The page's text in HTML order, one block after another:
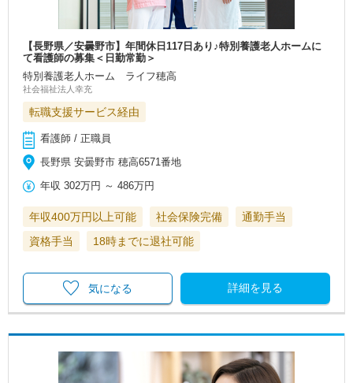
【長野県／安曇野市】年間休日117日あり♪特別養護老人ホームに
て看護師の募集＜日勤常勤＞
特別養護老人ホーム ライフ穂高
社会福祉法人幸充
転職支援サービス経由
看護師 / 正職員
長野県 安曇野市 穂高6571番地
年収 302万円 ～486万円
年収400万円以上可能 社会保険完備
通勤手当
資格手当
18時までに退社可能
詳細を見る
気になる